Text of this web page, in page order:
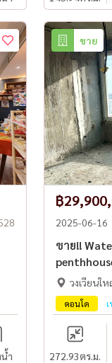
ำ
ขาย
฿
2025-06-16
ขาย!!
วงเวียนใ
คอนโด
272.93ตร.ม.